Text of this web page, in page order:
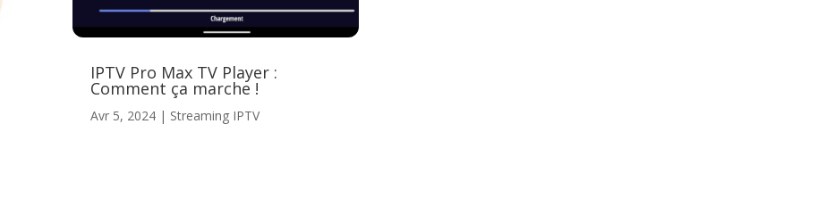
IPTV Pro Max TV Player :
Comment ça marche !
Avr 5, 2024| Streaming IPTV